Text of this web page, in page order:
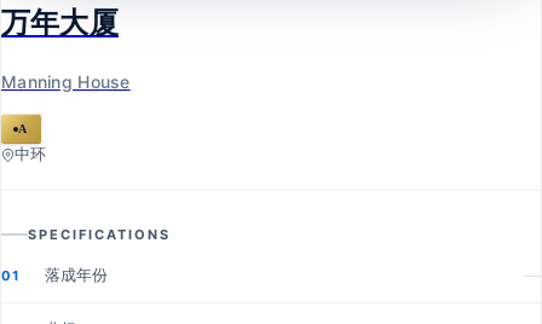
万年大厦
Manning House
万年大厦
Manning House
A
中环
SPECIFICATIONS
01 落成年份 —